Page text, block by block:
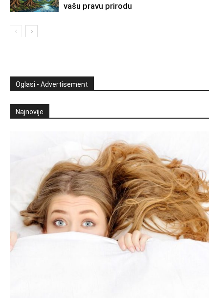
vašu pravu prirodu
Oglasi - Advertisement
Najnovije